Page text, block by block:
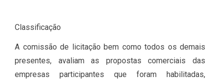
Classificação
A comissão de licitação bem como todos os demais
presentes, avaliam as propostas comerciais das
empresas participantes que foram habilitadas,